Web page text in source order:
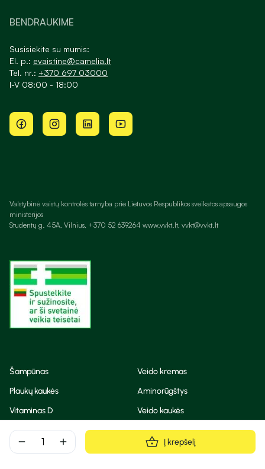
remove add Į krepšelį
BENDRAUKIME
Susisiekite su mumis:
El. p.: evaistine@camelia.lt
Tel. nr.: +370 697 03000
I-V 08:00 - 18:00
Valstybinė vaistų kontrolės tarnyba prie Lietuvos Respublikos sveikatos apsaugos
ministerijos
Studentų g. 45A, Vilnius, +370 52 639264 www.vvkt.lt, vvkt@vvkt.lt
Šampūnas
Veido kremas
Plaukų kaukės
Aminorūgštys
Vitaminas D
Veido kaukės
Korėjietiška kosmetika
Eteriniai aliejai
Dezodorantas
BB ir CC kremas